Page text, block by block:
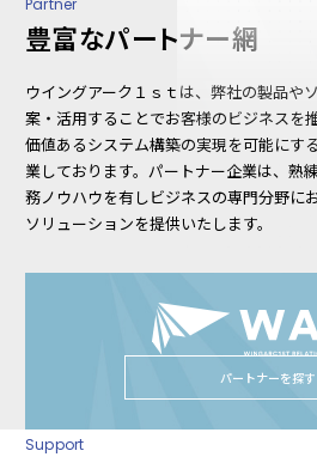
豊富なパートナー網
ウイングアーク１ｓｔは、弊社の製品や
案・活用することでお客様のビジネスを推
価値あるシステム構築の実現を可能にす
業しております。パートナー企業は、熟
務ノウハウを有しビジネスの専門分野に
ソリューションを提供いたします。
パートナーを探す
Support